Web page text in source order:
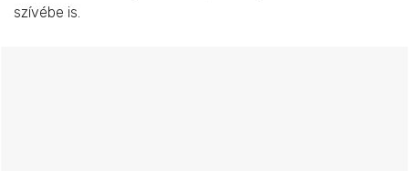
szívébe is.